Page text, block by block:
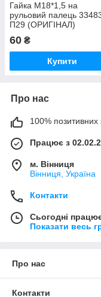
Гайка M18*1,5 на
рульовий палець
П29 (ОРИГІНАЛ)
60 ₴
Купити
Про нас
100% позитивних
Працює з
м. Вінниця
Вінниця, Україна
Контакти
Сьогодні
Показати весь
Про нас
Контакти